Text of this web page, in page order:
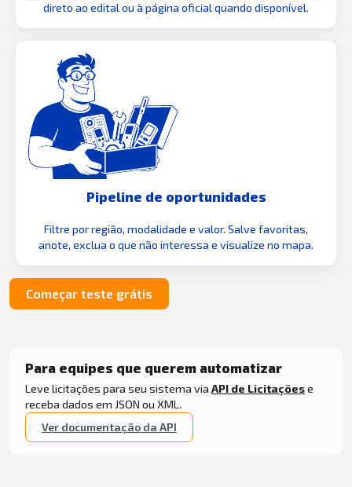
direto ao edital ou à página oficial quando disponível.
Pipeline de oportunidades
Filtre por região, modalidade e valor. Salve favoritas,
anote, exclua o que não interessa e visualize no mapa.
Começar teste grátis
Para equipes que querem automatizar
Leve licitações para seu sistema via API de Licitaçõese
receba dados em JSON ou XML.
Ver documentação da API